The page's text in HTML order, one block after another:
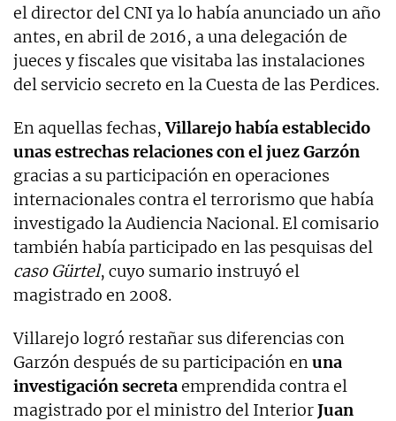
el director del CNI ya lo había anunciado un año
antes, en abril de 2016, a una delegación de
jueces y fiscales que visitaba las instalaciones
del servicio secreto en la Cuesta de las Perdices.
En aquellas fechas,Villarejo había establecido
unas estrechas relaciones con el juez Garzón
gracias a su participación en operaciones
internacionales contra el terrorismo que había
investigado la Audiencia Nacional. El comisario
también había participado en las pesquisas del
caso Gürtel, cuyo sumario instruyó el
magistrado en 2008.
Villarejo logró restañar sus diferencias con
Garzón después de su participación enuna
investigación secretaemprendida contra el
magistrado por el ministro del InteriorJuan